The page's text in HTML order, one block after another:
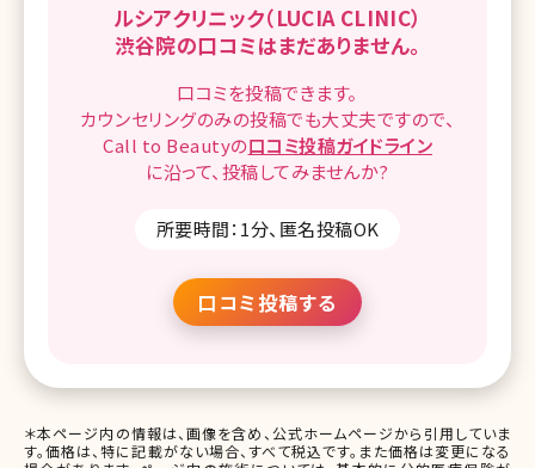
ルシアクリニック（LUCIA CLINIC）
渋谷院の口コミはまだありません。
口コミを投稿できます。
カウンセリングのみの投稿でも大丈夫ですので、
Call to Beautyの口コミ投稿ガイドライン
に沿って、 投稿してみませんか?
所要時間：1分、匿名投稿OK
口コミ投稿する
＊本ページ内の情報は、画像を含め、公式ホームページから引用していま
す。価格は、特に記載がない場合、すべて税込です。また価格は変更になる